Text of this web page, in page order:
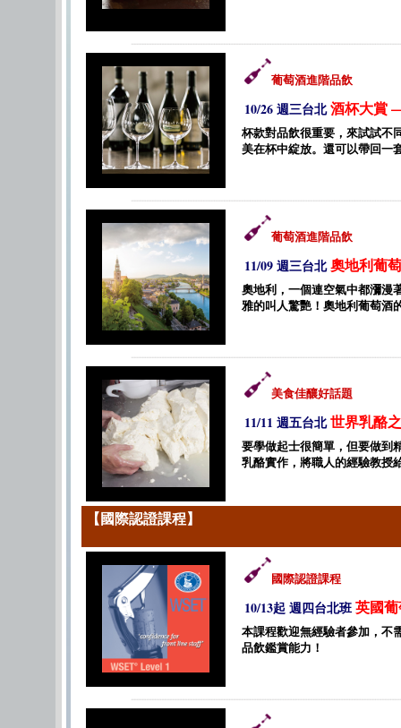
葡萄酒進階品飲
10/26 週三台北酒杯大賞
杯款對品飲很重要，來試試不
美在杯中綻放。還可以帶回一
葡萄酒進階品飲
11/09 週三台北奧地利葡
奧地利，一個連空氣中都瀰漫
雅的叫人驚艷！奧地利葡萄酒
美食佳釀好話題
11/11 週五台北世界乳酪
要學做起士很簡單，但要做到
乳酪實作，將職人的經驗教授
【國際認證課程】
國際認證課程
10/13起 週四台北班英國葡
本課程歡迎無經驗者參加，不
品飲鑑賞能力！